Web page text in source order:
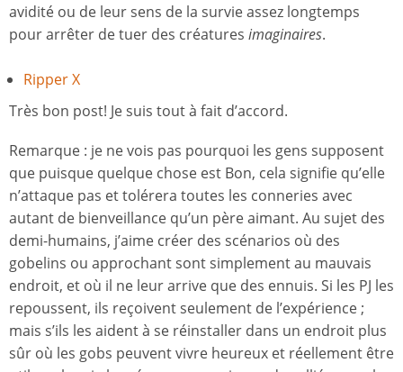
avidité ou de leur sens de la survie assez longtemps
pour arrêter de tuer des créatures imaginaires.
Ripper X
Très bon post! Je suis tout à fait d’accord.
Remarque : je ne vois pas pourquoi les gens supposent
que puisque quelque chose est Bon, cela signifie qu’elle
n’attaque pas et tolérera toutes les conneries avec
autant de bienveillance qu’un père aimant. Au sujet des
demi-humains, j’aime créer des scénarios où des
gobelins ou approchant sont simplement au mauvais
endroit, et où il ne leur arrive que des ennuis. Si les PJ les
repoussent, ils reçoivent seulement de l’expérience ;
mais s’ils les aident à se réinstaller dans un endroit plus
sûr où les gobs peuvent vivre heureux et réellement être